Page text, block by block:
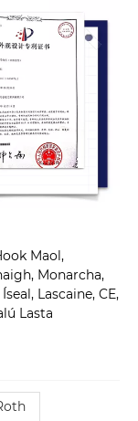
Maol,
Monarcha,
Lascaine, CE,
Lasta